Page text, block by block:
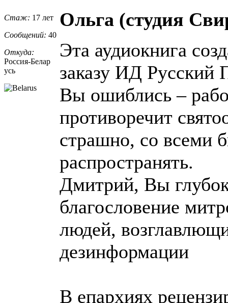
Стаж: 17 лет
Сообщений: 40
Откуда:
Россия-Белар
усь
Ольга (студия
Эта аудиокнига
заказу ИД Русский
Вы ошиблись –
противоречит
страшно, со всеми
распространять.
Дмитрий, Вы
благословение
людей,
дезинформации
В епархиях